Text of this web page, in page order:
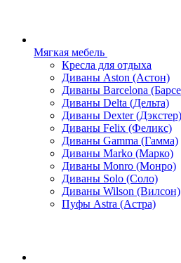
Мягкая мебель
Кресла для отдыха
Диваны Aston (Астон)
Диваны Barcelona
Диваны Delta (Дельта)
Диваны Dexter (Дэкстер)
Диваны Felix (Феликс)
Диваны Gamma (Гамма)
Диваны Marko (Марко)
Диваны Monro (Монро)
Диваны Solo (Соло)
Диваны Wilson (Вилсон)
Пуфы Astra (Астра)